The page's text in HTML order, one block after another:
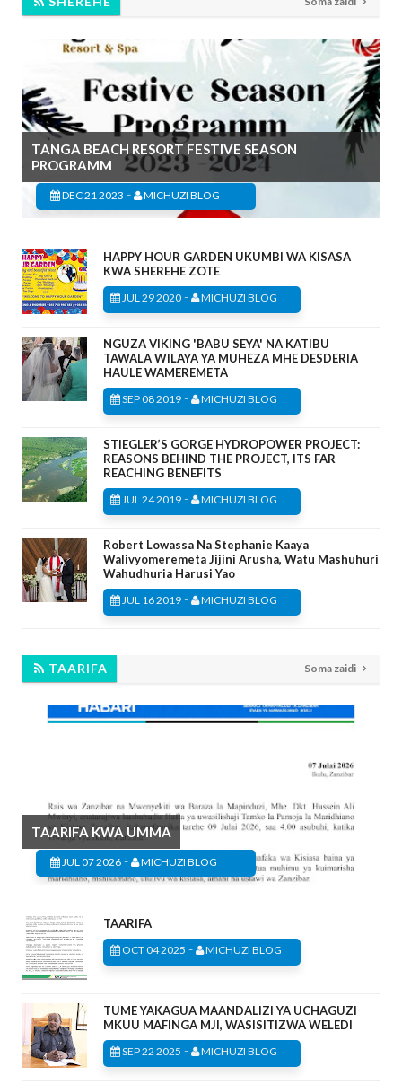
TANGA BEACH RESORT FESTIVE SEASON
PROGRAMM
DEC 21 2023 - MICHUZI BLOG
HAPPY HOUR GARDEN UKUMBI WA KISASA
KWA SHEREHE ZOTE
JUL 29 2020 - MICHUZI BLOG
NGUZA VIKING 'BABU SEYA' NA KATIBU
TAWALA WILAYA YA MUHEZA MHE DESDERIA
HAULE WAMEREMETA
SEP 08 2019 - MICHUZI BLOG
STIEGLER’S GORGE HYDROPOWER PROJECT:
REASONS BEHIND THE PROJECT, ITS FAR
REACHING BENEFITS
JUL 24 2019 - MICHUZI BLOG
Robert Lowassa Na Stephanie Kaaya
Walivyomeremeta Jijini Arusha, Watu Mashuhuri
Wahudhuria Harusi Yao
JUL 16 2019 - MICHUZI BLOG
TAARIFA Soma zaidi
TAARIFA KWA UMMA
JUL 07 2026 - MICHUZI BLOG
TAARIFA
OCT 04 2025 - MICHUZI BLOG
TUME YAKAGUA MAANDALIZI YA UCHAGUZI
MKUU MAFINGA MJI, WASISITIZWA WELEDI
SEP 22 2025 - MICHUZI BLOG